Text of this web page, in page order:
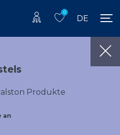
0
DE
Produkte
an